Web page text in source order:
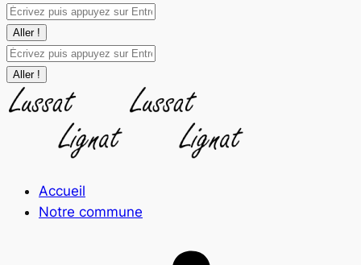
opens
in
new
window
Recherche
:
Recherche
:
Accueil
Notre commune